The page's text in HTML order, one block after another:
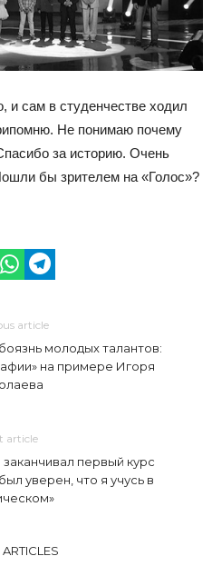
и сам в студенчестве ходил
Не понимаю почему
за историю. Очень
бы зрителем на «Голос»?
article
молодых талантов:
на примере Игоря
article
первый курс
уверен, что я учусь в